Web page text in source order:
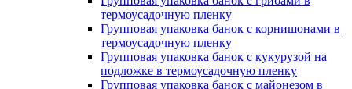
термоусадочную пленку
Групповая упаковка банок с корнишонами в
термоусадочную пленку
Групповая упаковка банок с кукурузой на
подложке в термоусадочную пленку
Групповая упаковка банок с майонезом в